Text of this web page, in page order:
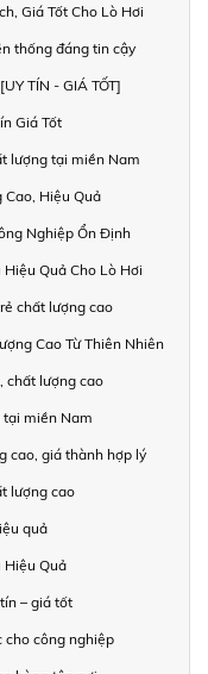
Giá Tốt Cho Lò Hơi
thống đáng tin cậy
TÍN - GIÁ TỐT]
Giá Tốt
lượng tại miền Nam
Cao, Hiệu Quả
Nghiệp Ổn Định
Quả Cho Lò Hơi
chất lượng cao
Cao Từ Thiên Nhiên
chất lượng cao
tại miền Nam
cao, giá thành hợp lý
lượng cao
quả
Hiệu Quả
– giá tốt
cho công nghiệp